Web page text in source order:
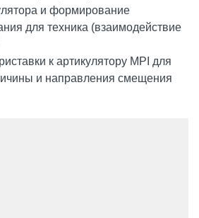
и формирование
для техника (взаимодействие
к артикулятору MPI для
и направления смещения